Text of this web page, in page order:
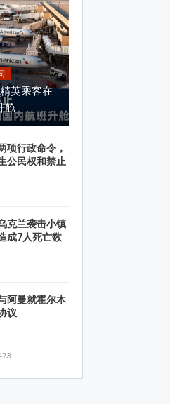
英乘客在
舱
项行政命令，
公民权和禁止
克兰袭击小镇
成7人死亡数
阿曼就霍尔木
议